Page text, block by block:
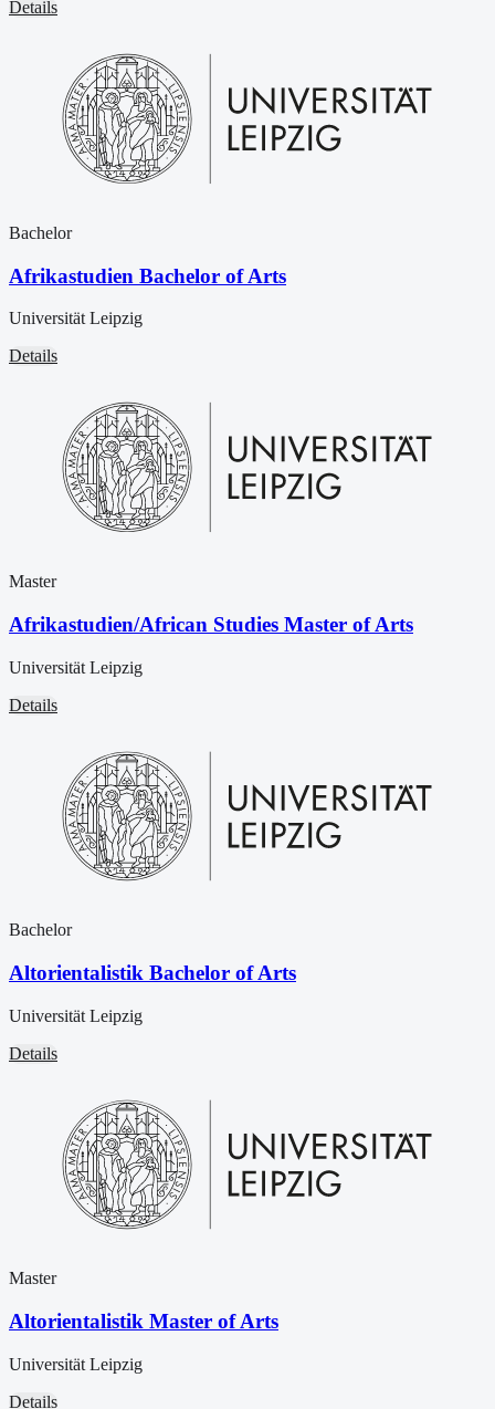
Details
Bachelor
Afrikastudien Bachelor of Arts
Universität Leipzig
Details
Master
Afrikastudien/African Studies Master of Arts
Universität Leipzig
Details
Bachelor
Altorientalistik Bachelor of Arts
Universität Leipzig
Details
Master
Altorientalistik Master of Arts
Universität Leipzig
Details